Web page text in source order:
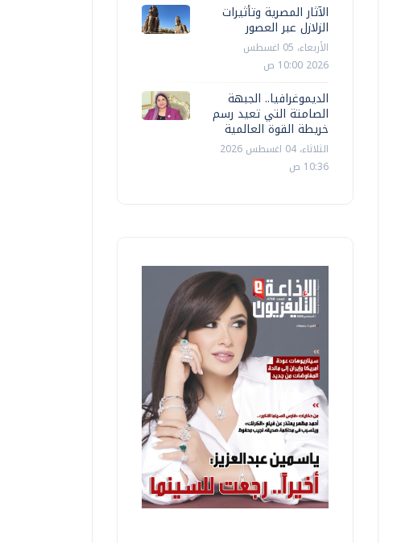
الآثار المصرية وتأثيرات
الزلازل عبر العصور
الأربعاء، 05 اغسطس
2026 10:00 ص
الديموغرافيا.. الجبهة
الصامتة التي تعيد رسم
خريطة القوة العالمية
الثلاثاء، 04 اغسطس 2026
10:36 ص